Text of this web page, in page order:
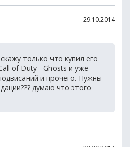
29.10.2014
только что купил его
of Duty - Ghosts и уже
и прочего. Нужны
думаю что этого